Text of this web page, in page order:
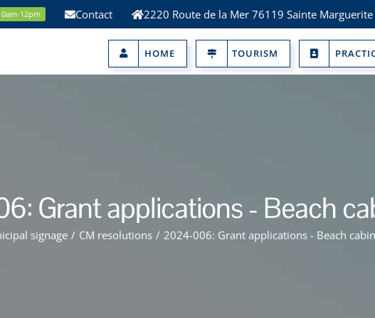
12pm Contact 2220 Route de la Mer 76119 Sainte
HOME TOURISM
Grant applications - Beach
signage / CM resolutions / 2024-006: Grant applications - Beach